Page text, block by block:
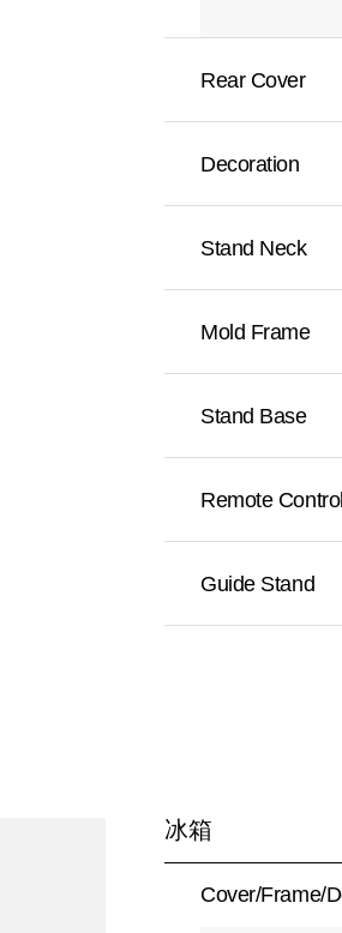
Rear Cover
Decoration
Stand Neck
Mold Frame
Stand Base
Remote Control
Guide Stand
冰箱
Cover/Frame/